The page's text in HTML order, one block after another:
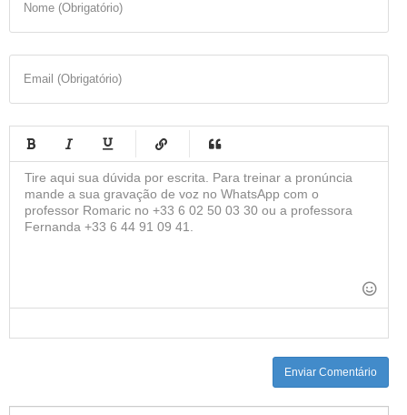
Nome (Obrigatório)
Email (Obrigatório)
-
-
-
-
-
-
-
-
Enviar Comentário